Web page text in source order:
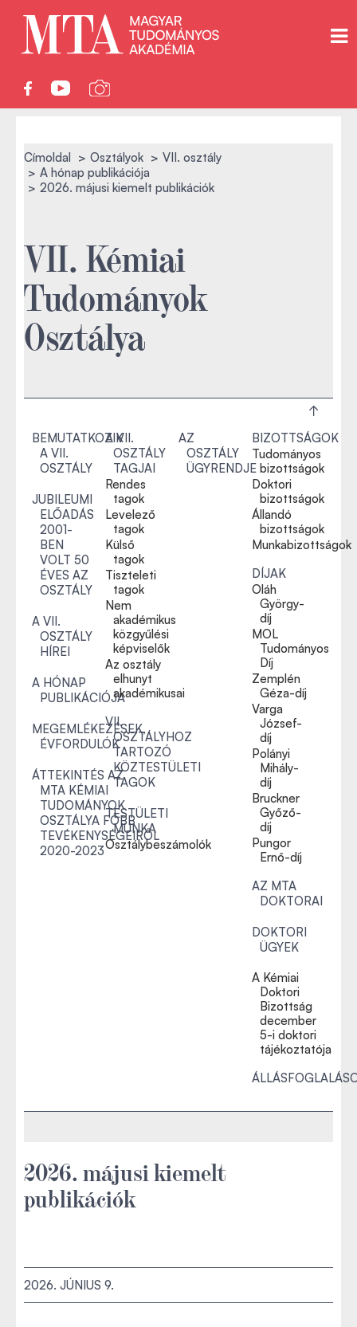
Címoldal Osztályok
VII. osztály
A hónap publikációja
2026. májusi kiemelt publikációk
VII. Kémiai
Tudományok
Osztálya
BEMUTATKOZIK
A VII.
OSZTÁLY
JUBILEUMI
ELŐADÁS
2001-
BEN
VOLT 50
ÉVES AZ
OSZTÁLY
A VII.
OSZTÁLY
HÍREI
A HÓNAP
PUBLIKÁCIÓJA
MEGEMLÉKEZÉSEK,
ÉVFORDULÓK
ÁTTEKINTÉS AZ
MTA KÉMIAI
TUDOMÁNYOK
OSZTÁLYA FŐBB
TEVÉKENYSÉGEIRŐL
2020-2023
A VII.
OSZTÁLY
TAGJAI
Rendes
tagok
Levelező
tagok
Külső
tagok
Tiszteleti
tagok
Nem
akadémikus
közgyűlési
képviselők
Az osztály
elhunyt
akadémikusai
VII.
OSZTÁLYHOZ
TARTOZÓ
KÖZTESTÜLETI
TAGOK
TESTÜLETI
MUNKA
Osztálybeszámolók
AZ
OSZTÁLY
ÜGYRENDJE
BIZOTTSÁGOK
Tudományos
bizottságok
Doktori
bizottságok
Állandó
bizottságok
Munkabizottságok
DÍJAK
Oláh
György-
díj
MOL
Tudományos
Díj
Zemplén
Géza-díj
Varga
József-
díj
Polányi
Mihály-
díj
Bruckner
Győző-
díj
Pungor
Ernő-díj
AZ MTA
DOKTORAI
DOKTORI
ÜGYEK
A Kémiai
Doktori
Bizottság
december
5-i doktori
tájékoztatója
2026. májusi kiemelt
publikációk
2026. JÚNIUS 9.